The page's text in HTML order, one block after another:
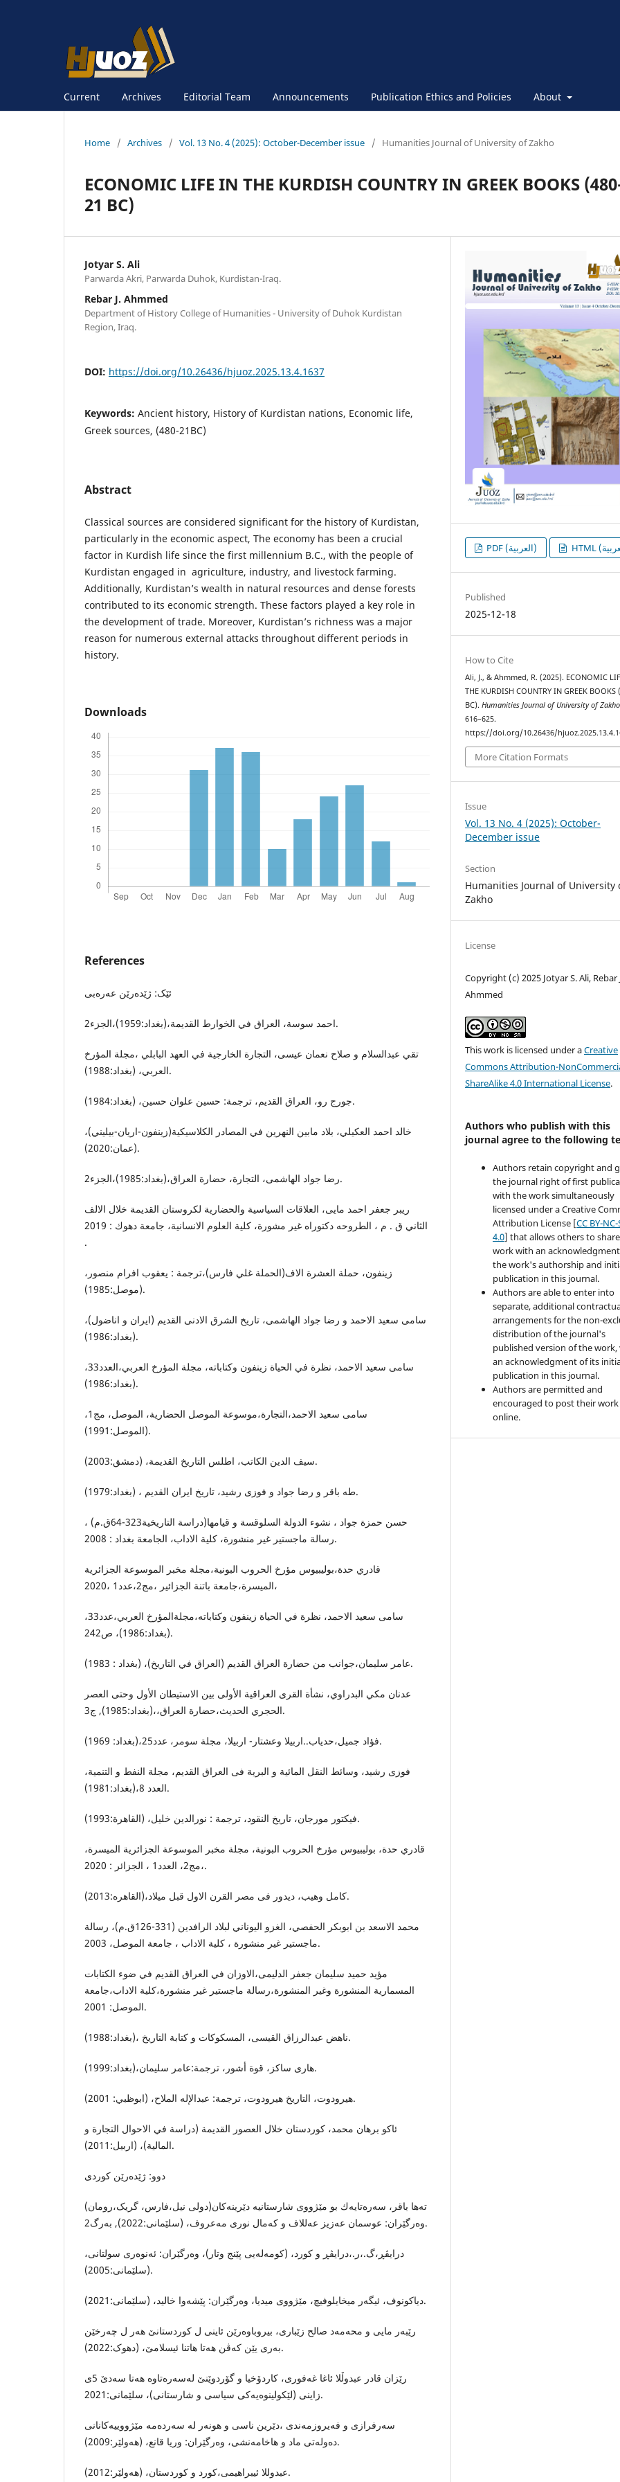
Current Archives Editorial Team Announcements Publication Ethics and Policies About
Home / Archives / Vol. 13 No. 4 (2025): October-December issue / Humanities Journal of University of Zakho
ECONOMIC LIFE IN THE KURDISH COUNTRY IN GREEK BOOKS
21 BC)
Jotyar S. Ali
Parwarda Akri, Parwarda Duhok, Kurdistan-Iraq.
Rebar J. Ahmmed
Department of History College of Humanities - University of Duhok Kurdistan
Region, Iraq.
DOI: https://doi.org/10.26436/hjuoz.2025.13.4.1637
Keywords: Ancient history, History of Kurdistan nations, Economic life,
Greek sources, (480-21BC)
Abstract
Classical sources are considered significant for the history of Kurdistan,
particularly in the economic aspect, The economy has been a crucial
factor in Kurdish life since the first millennium B.C., with the people of
Kurdistan engaged in agriculture, industry, and livestock farming.
Additionally, Kurdistan’s wealth in natural resources and dense forests
contributed to its economic strength. These factors played a key role in
the development of trade. Moreover, Kurdistan’s richness was a major
reason for numerous external attacks throughout different periods in
history.
Downloads
References
ئێک: ژێدەرێن عەرەبى
احمد سوسة، العراق في الخوارط القديمة،(بغداد:1959)،الجزء2.
تقي عبدالسلام و صلاح نعمان عيسى، التجارة الخارجية في العهد البابلي ،مجلة المؤرخ
العربي، (بغداد:1988).
جورج رو، العراق القدیم، ترجمة: حسین علوان حسین، (بغداد:1984).
خالد احمد العكيلي، بلاد مابين النهرين في المصادر الكلاسيكية(زينفون-اريان-بيليني)،
(عمان:2020).
رضا جواد الهاشمی، التجارة، حضارة العراق،(بغداد:1985)،الجزء2.
ريبر جعفر احمد مايی، العلاقات السياسية والحضارية لكروستان القديمة خلال الالف
الثاني ق . م ، الطروحه دكتوراه غير مشورة، كلية العلوم الانسانية، جامعة دهوك : 2019
.
زينفون، حملة العشرة الاف(الحملة غلي فارس)،ترجمة : يعقوب افرام منصور،
(موصل:1985).
سامى سعيد الاحمد و رضا جواد الهاشمی، تاریخ الشرق الادنى القدیم (ايران و اناضول)،
(بغداد:1986).
سامى سعيد الاحمد، نظرة في الحياة زينفون وكتاباته، مجلة المؤرخ العربي،العدد33،
(بغداد:1986).
سامى سعید الاحمد،التجارة،موسوعة الموصل الحضاریة، الموصل، مج1،
(الموصل:1991).
سیف الدین الكاتب، اطلس التاریخ القدیمة، (دمشق:2003).
طه باقر و رضا جواد و فوزى رشيد، تاریخ ایران القدیم ، (بغداد:1979).
حسن حمزة جواد ، نشوء الدولة السلوقسة و قيامها(دراسة التاريخية323-64ق.م) ،
رسالة ماجستير غير منشورة، كلية الاداب، الجامعة بغداد : 2008.
قادري حدة،بوليبيوس مؤرخ الحروب البونية،مجلة مخبر الموسوعة الجزائرية
الميسرة،جامعة باتنة الجزائير ،مج2،عدد1 ،2020،
سامى سعيد الاحمد، نظرة في الحياة زينفون وكتاباته،مجلةالمؤرخ العربي،عدد33،
(بغداد:1986)، ص242.
عامر سليمان،جوانب من حضارة العراق القديم (العراق في التاريخ)، (بغداد : 1983).
عدنان مكي البدراوي، نشأة القرى العراقية الأولى بين الاستيطان الأول وحتى العصر
الحجري الحديث،حضارة العراق،،(بغداد:1985), ج3.
فؤاد جميل،حدياب..اربيلا وعشتار- اربيلا، مجلة سومر، عدد25،(بغداد: 1969).
فوزی رشید، وسائط النقل المائیة و البریة فی العراق القدیم، مجلة النفط و التنمیة،
العدد 8،(بغداد:1981).
فیكتور مورجان، تاریخ النقود، ترجمة : نورالدین خلیل، (القاهرة:1993).
قادري حدة، بوليبيوس مؤرخ الحروب البونية، مجلة مخبر الموسوعة الجزائرية الميسرة،
،مج2، العدد1 ، الجزائر : 2020.
کامل وهیب، دیدور فی مصر القرن الاول قبل میلاد،(القاهرە:2013).
محمد الاسعد بن ابوبكر الحفصي، الغزو اليوناني لبلاد الرافدين (331-126ق.م)، رسالة
ماجستير غير منشورة ، كلية الاداب ، جامعة الموصل، 2003.
مؤيد حميد سليمان جعفر الدلیمى،الاوزان في العراق القديم في ضوء الكتابات
المسمارية المنشورة وغير المنشورة،رسالة ماجستير غير منشورة،كلية الاداب،جامعة
الموصل: 2001.
ناهض عبدالرزاق القیسی، المسکوکات و کتابة التاریخ ،(بغداد:1988).
هاری ساکز، قوة أشور، ترجمة:عامر سلیمان،(بغداد:1999).
هيرودوت، التاريخ هيرودوت، ترجمة: عبدالإله الملاح، (ابوظبي: 2001).
ئاكو برهان محمد، كوردستان خلال العصور القديمة (دراسة في الاحوال التجارة و
المالية)، (اربيل:2011).
دوو: ژێدەرێن کوردى
تەها باقر، سەرەتايەك بو مێژووى شارستانيە دێرينەكان(دولى نيل،فارس، گریک،رومان)
وەرگێران: عوسمان عەزیز عەللاف و کەمال نورى مەعروف، (سلێمانى:2022), بەرگ2.
درايڤڕ،گ.،ر.،درایڤڕ و کورد، (کومەلەیی پێنج وتار)، وەرگێران: ئەنوەرى سولتانى،
(سلێمانى:2005).
دياكونوف، ئیگەر میخایلوفیچ، مێژووى میدیا، وەرگێران: پێشەوا خالید، (سلێمانى:2021).
رێبەر مایى و محەمەد صالح زێبارى، بیروباوەرێن ئاینى ل کوردستانێ هەر ل چەرخێن
بەرى یێن کەڤن هەتا هاتنا ئیسلامێ، (دهوک:2022).
رێزان قادر عبدوڵلا ئاغا غه‌فوری، كاردۆخیا و گۆردوێنێ له‌سه‌ره‌تاوه‌ هه‌تا سه‌دێ 5ی
زاینی (لێكولینوه‌یه‌كی سیاسی و شارستانی)، سلێمانی:2021.
سەرفرازى و فەیروزمەندى ،دێرين ناسى و هونەر لە سەردەمە مێژووییەکانانى
دەولەتى ماد و هاخامەنشى، وەرگێران: وریا قانع، (هەولێر:2009).
عبدوللا ئیبراهیمی،کورد و کوردستان، (هەولێر:2012).
PDF (العربية)
Published
2025-12-18
How to Cite
Ali, J., & Ahmmed, R. (2025). ECONOMIC
THE KURDISH COUNTRY IN GREEK BOOKS
BC).Humanities Journal of University of Zakho
616–625.
https://doi.org/10.26436/
More Citation Formats
Issue
Vol. 13 No. 4 (2025): October-
December issue
Section
Humanities Journal of University
Zakho
License
Copyright (c) 2025 Jotyar S. Ali, Rebar
Ahmmed
This work is licensed under aCreative
Commons Attribution-
ShareAlike 4.0 International License.
Authors who publish with this
journal agree to the following
Authors retain copyright and
the journal right of first
with the work simultaneously
licensed under a Creative
Attribution License [CC BY-NC-
4.0] that allows others to
work with an
the work's authorship and
publication in this journal.
Authors are able to enter into
separate, additional
arrangements for the non-
distribution of the journal's
published version of the work,
an acknowledgment of its
publication in this journal.
Authors are permitted and
encouraged to post their work
online.